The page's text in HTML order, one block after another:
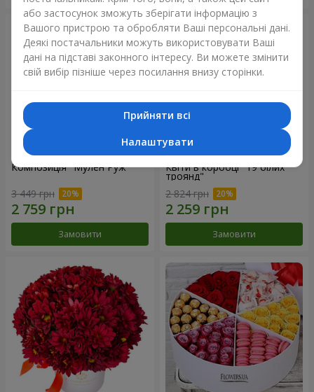
Композиція "Мулен Руж"
3 449 грн
Замовити
Квіти в коробці "19 білих
троянд"
2 824 грн
Замовити
або застосунок зможуть зберігати інформацію з
Вашого пристрою та обробляти Ваші персональні дані.
Деякі постачальники можуть використовувати Ваші
дані на підставі законного інтересу. Ви можете змінити
свій вибір пізніше через посилання внизу сторінки.
Прийняти всі
Налаштувати